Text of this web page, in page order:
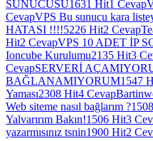
SUNUCUSU1631 Hit1 Cevap
CevapVPS Bu sunucu kara
HATASI !!!!5226 Hit2 Cevap
Hit2 CevapVPS 10 ADET İP
Ioncube Kurulumu2135 Hit3
CevapSERVERİ
BAĞLANAMIYORUM1547
Yaması2308 Hit4 Cevap
Web siteme nasıl bağlarım ?
Yalvarırım Bakın!1506 Hit3
yazarmısınız tsnin1900 Hit2